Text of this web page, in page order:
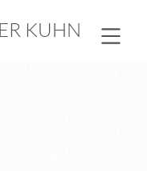
KUHN